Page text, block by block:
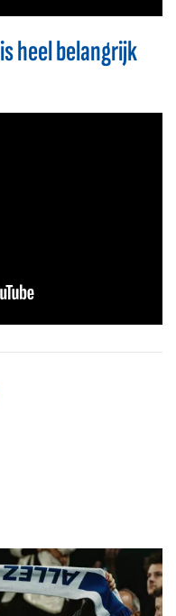
heel belangrijk